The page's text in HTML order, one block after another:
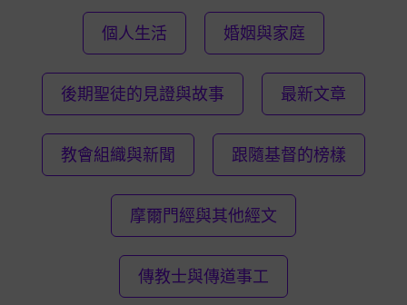
個人生活 婚姻與家庭
後期聖徒的見證與故事 最新文章
教會組織與新聞 跟隨基督的榜樣
摩爾門經與其他經文
傳教士與傳道事工